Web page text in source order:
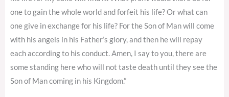
one to gain the whole world and forfeit his life? Or what can
one give in exchange for his life? For the Son of Man will come
with his angels in his Father’s glory, and then he will repay
each according to his conduct. Amen, I say to you, there are
some standing here who will not taste death until they see the
Son of Man coming in his Kingdom.”